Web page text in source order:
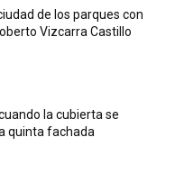
de los parques con
Vizcarra Castillo
la cubierta se
quinta fachada